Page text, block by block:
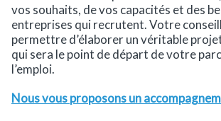
vos souhaits, de vos capacités et des
entreprises qui recrutent. Votre
permettre d’élaborer un véritable
qui sera le point de départ de votre
l’emploi.
Nous vous proposons un